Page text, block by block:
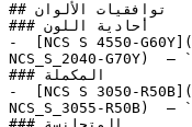
## توافقيات الألوان
### أحادية اللون
-  [NCS S 4550-
NCS_S_2040-G70Y)
### المكملة
-  [NCS S 3050-
NCS_S_3055-R50B)